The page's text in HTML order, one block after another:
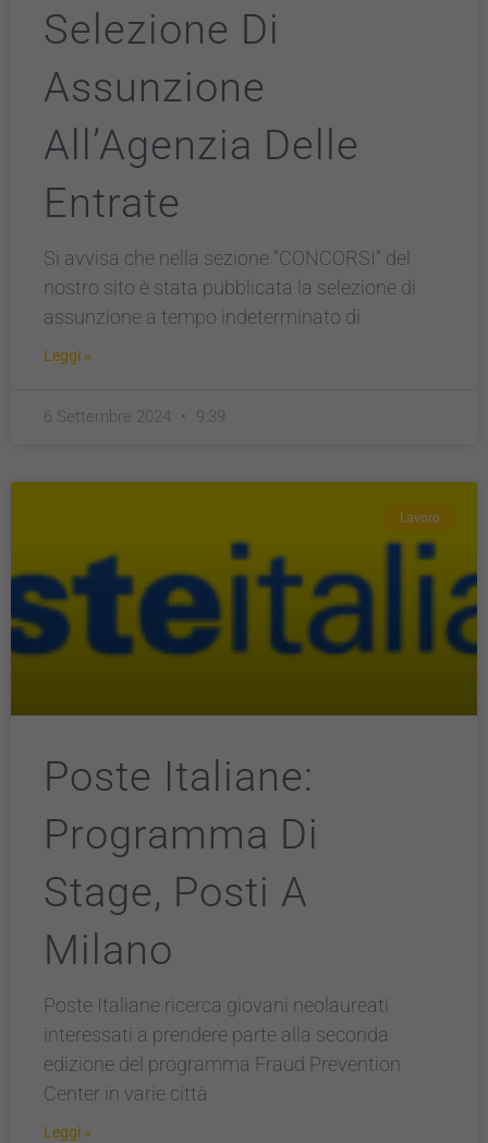
Selezione Di
Assunzione
All’Agenzia Delle
Entrate
Si avvisa che nella sezione “CONCORSI” del
nostro sito è stata pubblicata la selezione di
assunzione a tempo indeterminato di
Leggi »
6 Settembre 2024 9:39
Lavoro
Poste Italiane:
Programma Di
Stage, Posti A
Milano
Poste Italiane ricerca giovani neolaureati
interessati a prendere parte alla seconda
edizione del programma Fraud Prevention
Center in varie città
Leggi »